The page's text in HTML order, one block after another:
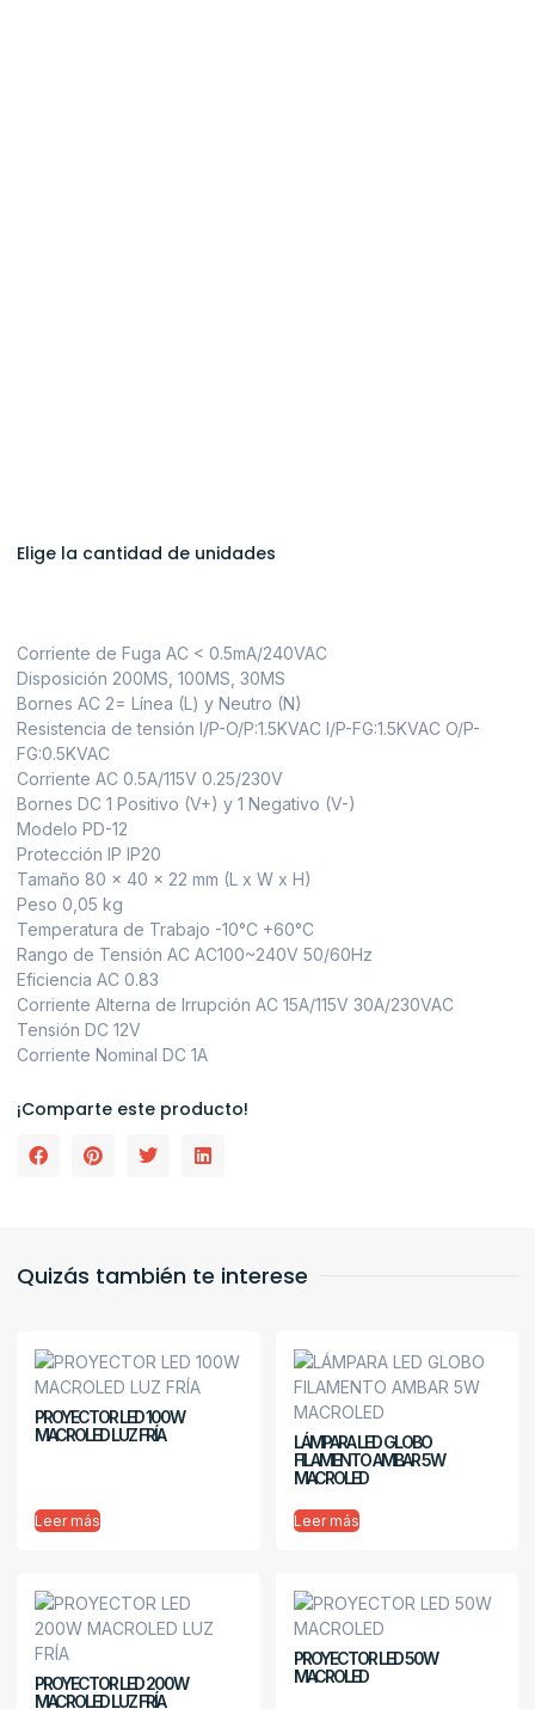
Elige la cantidad de unidades
Corriente de Fuga AC < 0.5mA/240VAC
Disposición 200MS, 100MS, 30MS
Bornes AC 2= Línea (L) y Neutro (N)
Resistencia de tensión I/P-O/P:1.5KVAC I/P-FG:1.5KVAC O/P-
FG:0.5KVAC
Corriente AC 0.5A/115V 0.25/230V
Bornes DC 1 Positivo (V+) y 1 Negativo (V-)
Modelo PD-12
Protección IP IP20
Tamaño 80 x 40 x 22 mm (L x W x H)
Peso 0,05 kg
Temperatura de Trabajo -10°C +60°C
Rango de Tensión AC AC100~240V 50/60Hz
Eficiencia AC 0.83
Corriente Alterna de Irrupción AC 15A/115V 30A/230VAC
Tensión DC 12V
Corriente Nominal DC 1A
¡Comparte este producto!
Quizás también te interese
PROYECTOR LED 100W
MACROLED LUZ FRÍA
Leer más
LÁMPARA LED GLOBO
FILAMENTO AMBAR 5W
MACROLED
Leer más
PROYECTOR LED 200W
MACROLED LUZ FRÍA
PROYECTOR LED 50W
MACROLED